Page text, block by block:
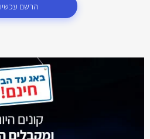
הרשם עכשיו